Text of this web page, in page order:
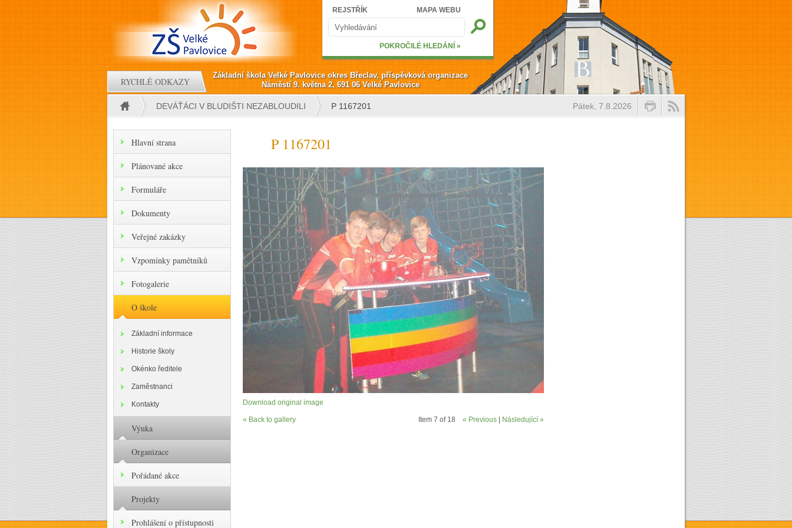
Vyhledávání
Hledat
REJSTŘÍK MAPA WEBU
POKROČILÉ HLEDÁNÍ »
RYCHLÉ ODKAZY
Základní škola Velké Pavlovice okres Břeclav, příspěvková organizace
Náměstí 9. května 2, 691 06 Velké Pavlovice
Jste zde DEVÁŤÁCI V BLUDIŠTI NEZABLOUDILI P 1167201 Pátek, 7.8.2026
P 1167201
Download original image
« Back to gallery Item 7 of 18 « Previous Následující »
Hlavní strana
Plánované akce
Formuláře
Dokumenty
Veřejné zakázky
Vzpomínky pamětníků
Fotogalerie
O škole
Základní informace
Historie školy
Okénko ředitele
Zaměstnanci
Kontakty
Výuka
Organizace
Pořádané akce
Projekty
Prohlášení o přístupnosti